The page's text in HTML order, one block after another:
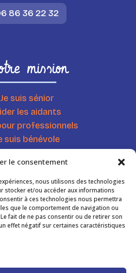
le consentement
nous utilisons des technologies
stocker et/ou accéder aux informations
à ces technologies nous permettra
que le comportement de navigation ou
fait de ne pas consentir ou de retirer son
effet négatif sur certaines caractéristiques
86 36 22 32
mission
Je suis sénior
les aidants
professionnels
suis bénévole
Agenda
Actualités